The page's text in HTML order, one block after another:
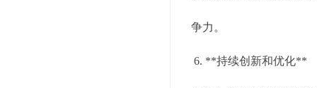
争力。
6. **持续创新和优化**